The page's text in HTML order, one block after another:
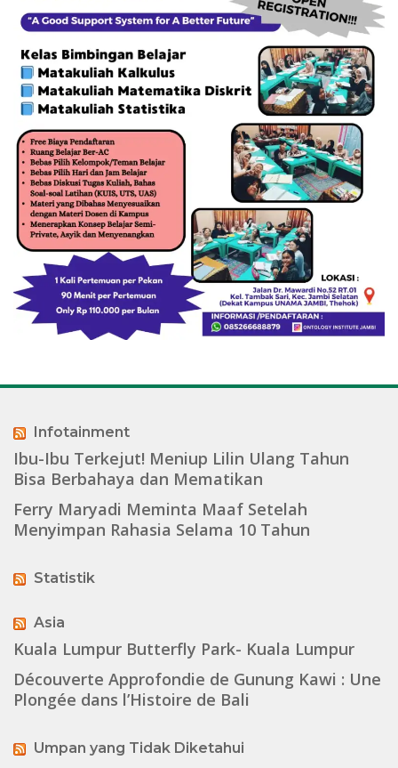
Infotainment
Ibu-Ibu Terkejut! Meniup Lilin Ulang Tahun
Bisa Berbahaya dan Mematikan
Ferry Maryadi Meminta Maaf Setelah
Menyimpan Rahasia Selama 10 Tahun
Statistik
Asia
Kuala Lumpur Butterfly Park- Kuala Lumpur
Découverte Approfondie de Gunung Kawi : Une
Plongée dans l’Histoire de Bali
Umpan yang Tidak Diketahui